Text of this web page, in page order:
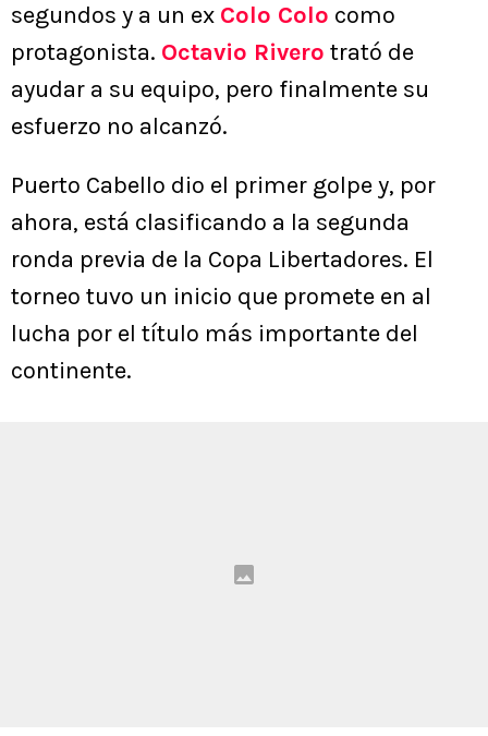
segundos y a un ex Colo Colo como
protagonista. Octavio Rivero trató de
ayudar a su equipo, pero finalmente su
esfuerzo no alcanzó.
Puerto Cabello dio el primer golpe y, por
ahora, está clasificando a la segunda
ronda previa de la Copa Libertadores. El
torneo tuvo un inicio que promete en al
lucha por el título más importante del
continente.